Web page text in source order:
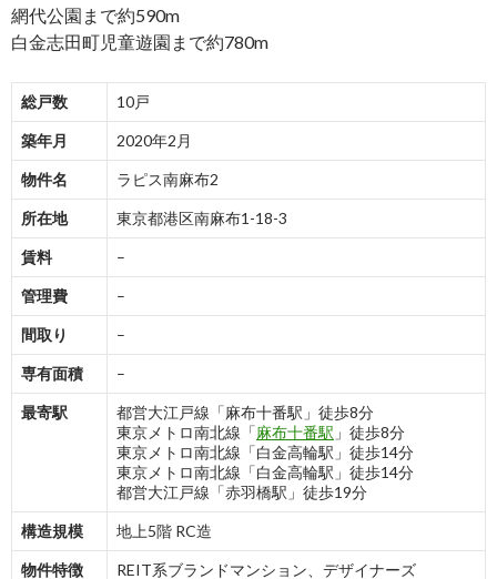
網代公園まで約590m
白金志田町児童遊園まで約780m
総戸数 10戸
築年月 2020年2月
物件名 ラピス南麻布2
所在地 東京都港区南麻布1-18-3
賃料 –
管理費 –
間取り –
専有面積 –
最寄駅
都営大江戸線「麻布十番駅」徒歩8分
東京メトロ南北線「麻布十番駅 」徒歩8分
東京メトロ南北線「白金高輪駅」徒歩14分
東京メトロ南北線「白金高輪駅」徒歩14分
都営大江戸線「赤羽橋駅」徒歩19分
構造規模 地上5階 RC造
物件特徴 REIT系ブランドマンション、デザイナーズ